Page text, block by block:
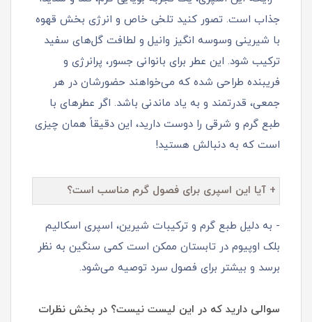
جذاب است. تصور کنید تلخی خاص و انرژی‌ بخش قهوه
با شیرینی وسوسه‌ انگیز وانیل و لطافت گل‌های سفید
ترکیب شود. این عطر برای بانوانی جسور، پرانرژی و
فریبنده طراحی شده که می‌خواهند حضورشان در هر
جمعی، قدرتمند و به یاد ماندنی باشد. اگر عطرهای با
طبع گرم و شرقی را دوست دارید، این دقیقاً همان چیزی
است که به دنبالش هستید!
+ آیا این اسپری برای فصول گرم مناسب است؟
- به دلیل طبع گرم و ترکیبات شیرین، اسپری اسکالیم
بلک اوپیوم در تابستان ممکن است کمی سنگین به نظر
برسد و بیشتر برای فصول سرد توصیه می‌شود.
سوالی دارید که در این لیست نیست؟ در بخش نظرات